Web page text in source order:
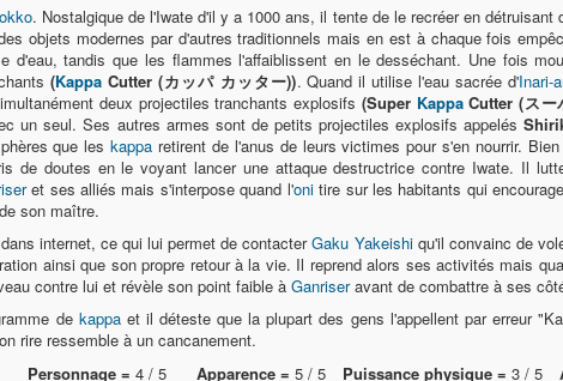
. Nostalgique de l'Iwate d'il y a 1000 ans, il tente de le recréer en
objets modernes par d'autres traditionnels mais en est à chaque fois
d'eau, tandis que les flammes l'affaiblissent en le desséchant. Une fois
(KappaCutter (カッパ カッター)). Quand il utilise l'eau sacrée d'Inari-
deux projectiles tranchants explosifs (Super KappaCutter (スー
un seul. Ses autres armes sont de petits projectiles explosifs appelés
que leskappa retirent de l'anus de leurs victimes pour s'en nourrir.
de doutes en le voyant lancer une attaque destructrice contre Iwate. Il
et ses alliés mais s'interpose quand l'onitire sur les habitants qui
son maître.
internet, ce qui lui permet de contacterGaku Yakeishiqu'il convainc de
ainsi que son propre retour à la vie. Il reprend alors ses activités mais
contre lui et révèle son point faible à Ganriseravant de combattre à ses
de kappaet il déteste que la plupart des gens l'appellent par erreur
rire ressemble à un cancanement.
Personnage = 4 / 5 Apparence = 5 / 5 Puissance physique = 3 / 5